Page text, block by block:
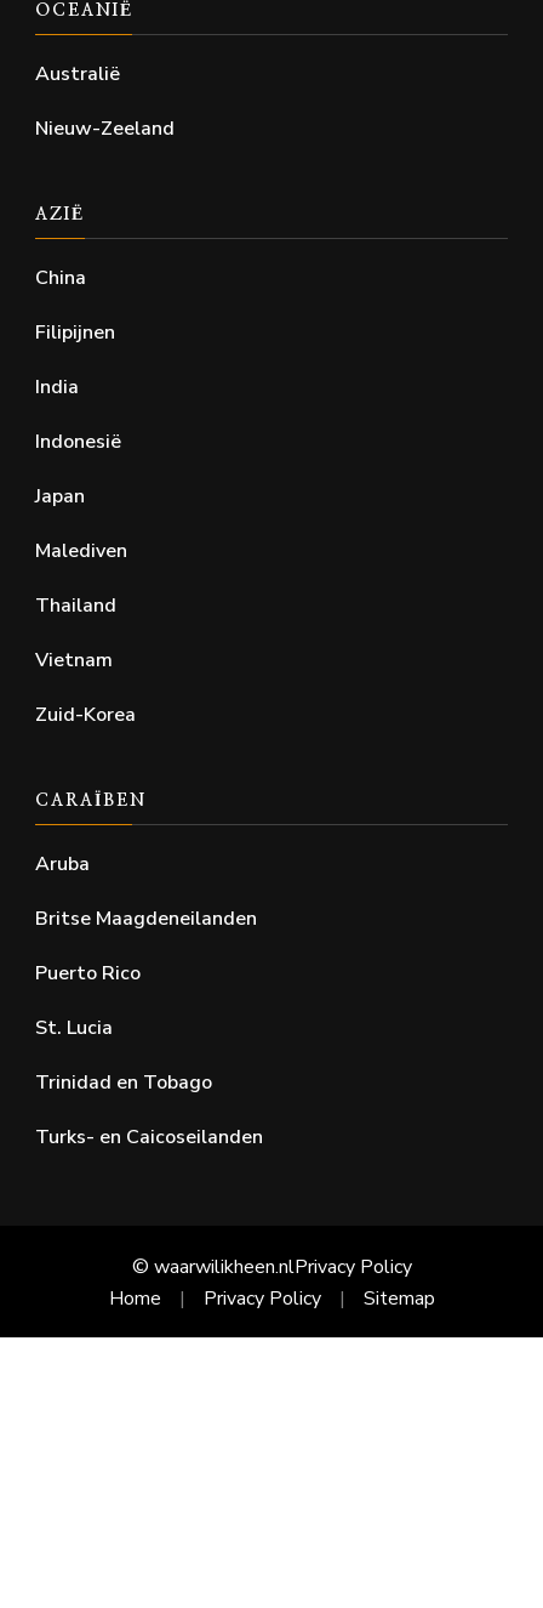
OCEANIË
Australië
Nieuw-Zeeland
AZIË
China
Filipijnen
India
Indonesië
Japan
Malediven
Thailand
Vietnam
Zuid-Korea
CARAÏBEN
Aruba
Britse Maagdeneilanden
Puerto Rico
St. Lucia
Trinidad en Tobago
Turks- en Caicoseilanden
© waarwilikheen.nlPrivacy Policy
Home
Privacy Policy Sitemap